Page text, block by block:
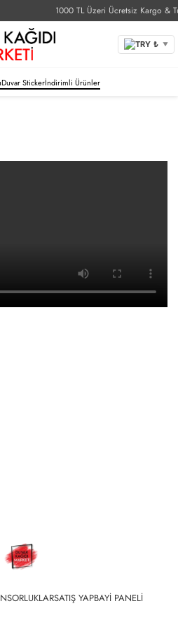
1000 TL Üzeri Ücretsiz Kargo &
TRY ₺ ▼
Duvar Stickerİndirimli Ürünler
SATIŞ YAPBAYI PANELI